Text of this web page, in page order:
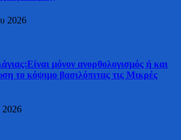
2026
μόνον ανορθολογισμός ή και
το κόψιμο βασιλόπιτας τις Μικρές
2026